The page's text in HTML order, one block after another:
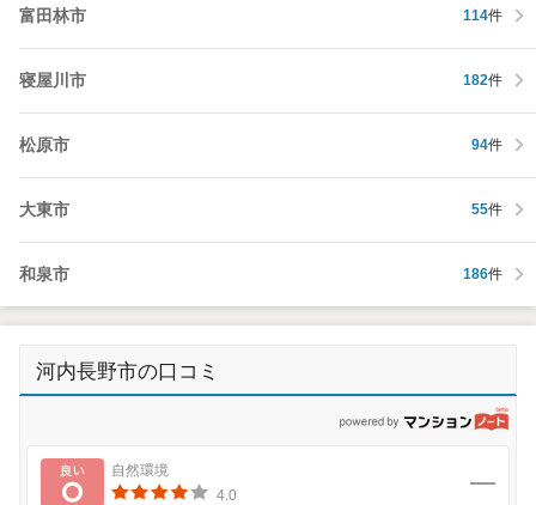
富田林市 114件
寝屋川市 182件
松原市 94件
大東市 55件
和泉市 186件
河内長野市の口コミ
良い
自然環境
4.0